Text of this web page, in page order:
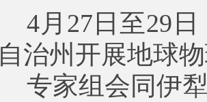
4月27日至29
自治州开展地球
专家组会同伊